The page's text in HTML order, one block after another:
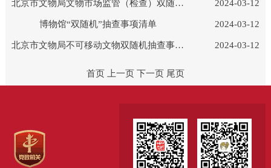
北京市文物局文物市场监管（检查）双随机抽查事项清单 2024-03-12
博物馆“双随机”抽查事项清单 2024-03-12
北京市文物局不可移动文物双随机抽查事项清单 2024-03-12
首页 上一页 下一页 尾页